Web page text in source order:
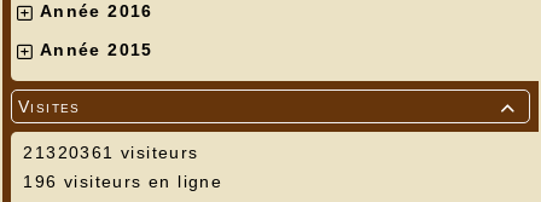
Année 2016
Année 2015

Visites
21320361 visiteurs
196 visiteurs en ligne